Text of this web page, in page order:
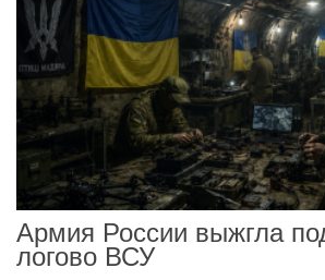
Армия России выжгла
логово ВСУ